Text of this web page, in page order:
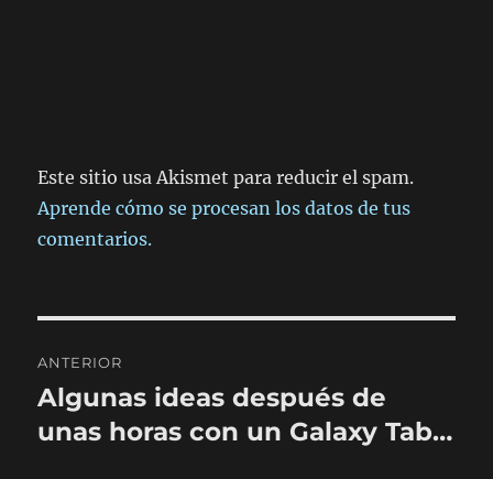
Este sitio usa Akismet para reducir el spam.
Aprende cómo se procesan los datos de tus
comentarios.
de
entradas
ANTERIOR
Entrada
anterior:
Algunas ideas después de
unas horas con un Galaxy Tab…